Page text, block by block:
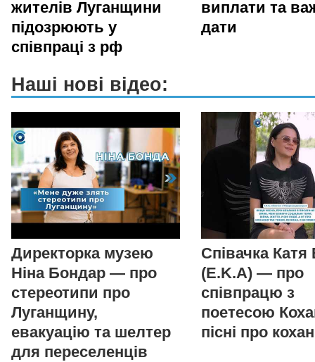
жителів Луганщини
підозрюють у
співпраці з рф
виплати та
дати
Наші нові відео:
Директорка музею
Ніна Бондар — про
стереотипи про
Луганщину,
евакуацію та шелтер
для переселенців
Співачка Катя
(E.K.A) — про
співпрацю з
поетесою
пісні про